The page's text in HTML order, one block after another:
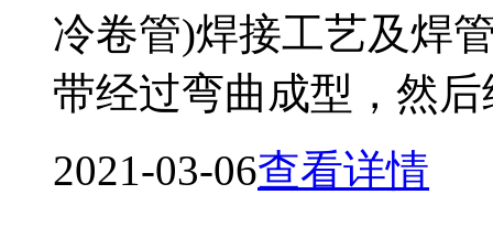
冷卷管)焊接工艺及焊
带经过弯曲成型，然
2021-03-06查看详情